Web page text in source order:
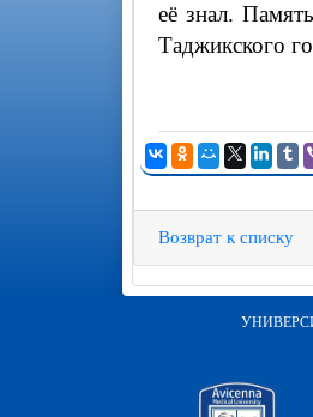
её знал.
Таджикского
Возврат к списку